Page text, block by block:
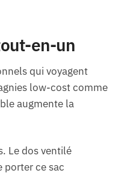
en-un
qui voyagent
low-cost comme
augmente la
Le dos ventilé
porter ce sac